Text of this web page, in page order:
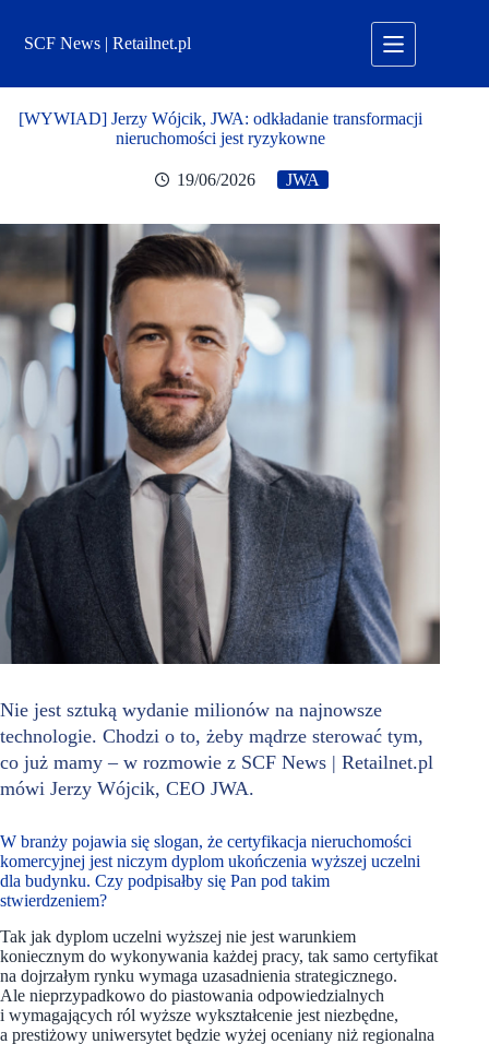
treściSCF News | Retailnet.pl
[WYWIAD] Jerzy Wójcik, JWA: odkładanie transformacji
nieruchomości jest ryzykowne
19/06/2026 JWA
Nie jest sztuką wydanie milionów na najnowsze
technologie. Chodzi o to, żeby mądrze sterować tym,
co już mamy – w rozmowie z SCF News | Retailnet.pl
mówi Jerzy Wójcik, CEO JWA.
W branży pojawia się slogan, że certyfikacja nieruchomości
komercyjnej jest niczym dyplom ukończenia wyższej uczelni
dla budynku. Czy podpisałby się Pan pod takim
stwierdzeniem?
Tak jak dyplom uczelni wyższej nie jest warunkiem
koniecznym do wykonywania każdej pracy, tak samo certyfikat
na dojrzałym rynku wymaga uzasadnienia strategicznego.
Ale nieprzypadkowo do piastowania odpowiedzialnych
i wymagających ról wyższe wykształcenie jest niezbędne,
a prestiżowy uniwersytet będzie wyżej oceniany niż regionalna